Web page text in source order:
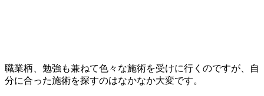
職業柄、勉強も兼ねて色々な施術を受けに行くのですが、自
分に合った施術を探すのはなかなか大変です。